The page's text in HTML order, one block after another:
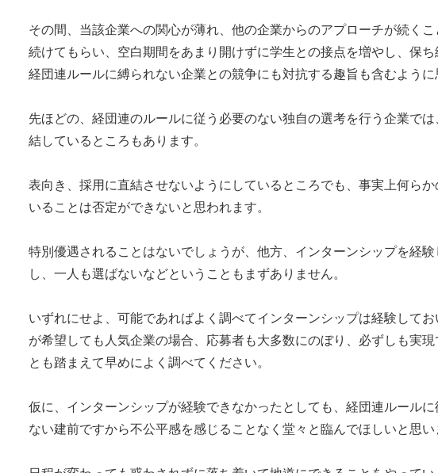
その間、当該企業への関心が薄れ、他の企業からのアプローチが続く
続けてもらい、空白期間をあまり開けずに学生との接点を増やし、保
経団連ルールに縛られない企業との競争にも対抗する趣旨も含むように
先ほどの、経団連のルールに従う必要のない独自の選考を行う企業で
結しているところもあります。
表向き、採用に直結させないようにしているところでも、事実上何ら
いることは否定ができないと思われます。
特別優遇されることはないでしょうが、他方、インターンシップを経
し、一人も選ばないなどということもまずありません。
いずれにせよ、可能であればよく調べてインターンシップは経験して
が希望しても人気企業の場合、応募者も大多数にのぼり、必ずしも実
とも踏まえて早めによく調べてください。
仮に、インターンシップが経験できなかったとしても、経団連ルール
ない建前ですから不公平感を感じることなく堂々と臨んでほしいと思い